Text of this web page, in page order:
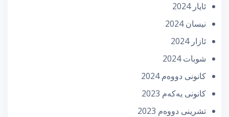
ئایار 2024
نیسان 2024
ئازار 2024
شوبات 2024
كانونی دووه‌م 2024
كانونی یه‌كه‌م 2023
تشرینی دووه‌م 2023